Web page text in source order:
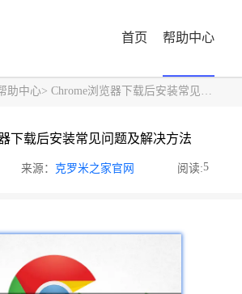
首页 帮助中心
助中心> Chrome浏览器下载后安装常见问题及解决方法
下载后安装常见问题及解决方法
来源： 克罗米之家官网 阅读:5